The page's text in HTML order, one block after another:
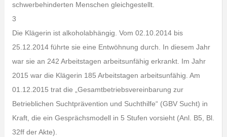
schwerbehinderten Menschen gleichgestellt.
3
Die Klägerin ist alkoholabhängig. Vom 02.10.2014 bis
25.12.2014 führte sie eine Entwöhnung durch. In diesem Jahr
war sie an 242 Arbeitstagen arbeitsunfähig erkrankt. Im Jahr
2015 war die Klägerin 185 Arbeitstagen arbeitsunfähig. Am
01.12.2015 trat die „Gesamtbetriebsvereinbarung zur
Betrieblichen Suchtprävention und Suchthilfe“ (GBV Sucht) in
Kraft, die ein Gesprächsmodell in 5 Stufen vorsieht (Anl. B5, Bl.
32ff der Akte).